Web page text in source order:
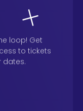
loop! Get
to tickets
dates.